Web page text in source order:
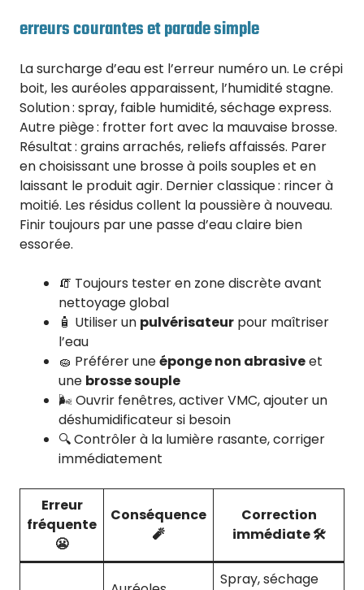
erreurs courantes et parade simple
La surcharge d’eau est l’erreur numéro un. Le crépi
boit, les auréoles apparaissent, l’humidité stagne.
Solution : spray, faible humidité, séchage express.
Autre piège : frotter fort avec la mauvaise brosse.
Résultat : grains arrachés, reliefs affaissés. Parer
en choisissant une brosse à poils souples et en
laissant le produit agir. Dernier classique : rincer à
moitié. Les résidus collent la poussière à nouveau.
Finir toujours par une passe d’eau claire bien
essorée.
🧯 Toujours tester en zone discrète avant
nettoyage global
🧴 Utiliser un pulvérisateur pour maîtriser
l’eau
🧽 Préférer uneéponge non abrasiveet
une brosse souple
🌬️ Ouvrir fenêtres, activer VMC, ajouter un
déshumidificateur si besoin
🔍 Contrôler à la lumière rasante, corriger
immédiatement
Erreur
fréquente
😬
Conséquence
🧨
Correction
immédiate 🛠️
Spray, séchage